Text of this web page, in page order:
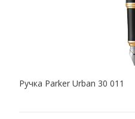
Ручка Parker Urban 30 011